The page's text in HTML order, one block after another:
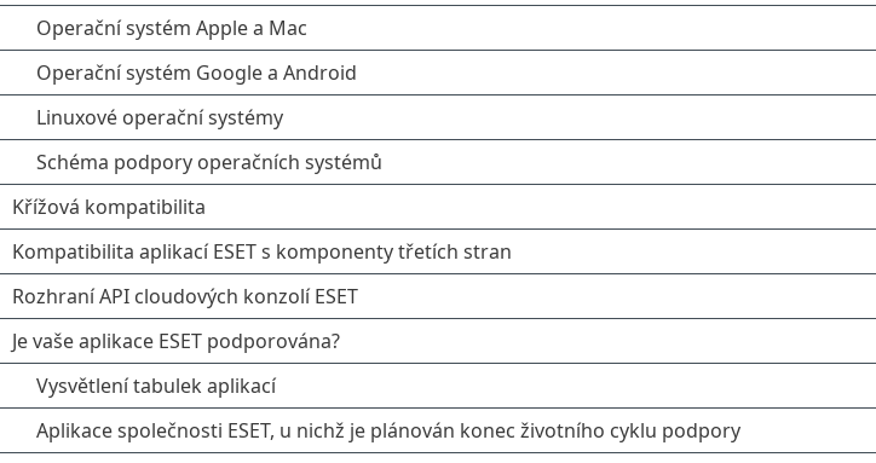
Operační systém Apple a Mac
Operační systém Google a Android
Linuxové operační systémy
Schéma podpory operačních systémů
Křížová kompatibilita
Kompatibilita aplikací ESET s komponenty třetích stran
Rozhraní API cloudových konzolí ESET
Je vaše aplikace ESET podporována?
Vysvětlení tabulek aplikací
Aplikace společnosti ESET, u nichž je plánován konec životního cyklu podpory